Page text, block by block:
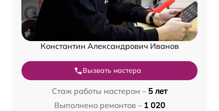
Константин Александрович Иванов
Вызвать мастера
Стаж работы мастером – 5 лет
Выполнено ремонтов – 1 020